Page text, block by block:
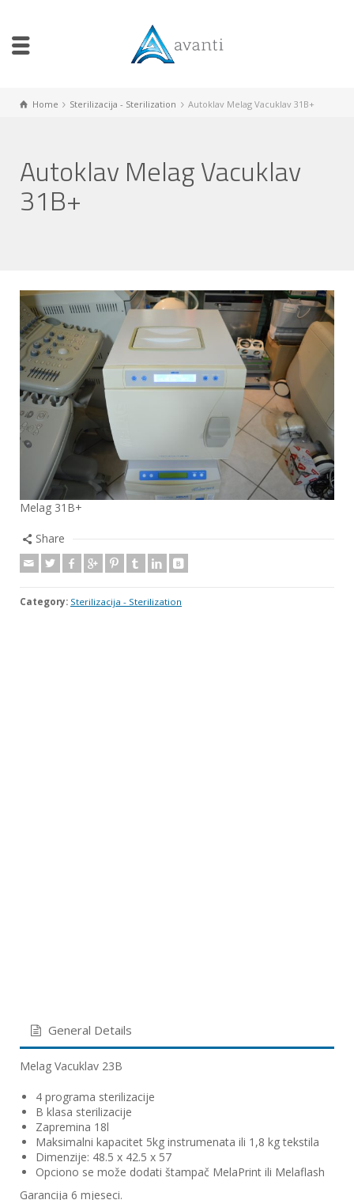
Home Sterilizacija - Sterilization Autoklav Melag Vacuklav 31B+
Autoklav Melag Vacuklav
31B+
Melag 31B+
Share
Category: Sterilizacija - Sterilization
General Details
Melag Vacuklav 23B
4 programa sterilizacije
B klasa sterilizacije
Zapremina 18l
Maksimalni kapacitet 5kg instrumenata ili 1,8 kg tekstila
Dimenzije: 48.5 x 42.5 x 57
Opciono se može dodati štampač MelaPrint ili Melaflash
Garancija 6 mjeseci.